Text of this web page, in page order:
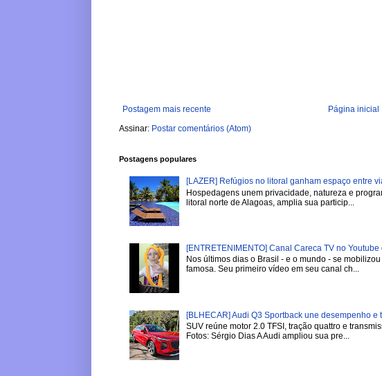
Postagem mais recente
Página inicial
Assinar: Postar comentários (Atom)
Postagens populares
[LAZER] Refúgios no litoral ganham espaço entre
Hospedagens unem privacidade, natureza e
litoral norte de Alagoas, amplia sua particip...
[ENTRETENIMENTO] Canal Careca TV no
Nos últimos dias o Brasil - e o mundo - se
famosa. Seu primeiro vídeo em seu canal ch...
[BLHECAR] Audi Q3 Sportback une desempenho
SUV reúne motor 2.0 TFSI, tração quattro e
Fotos: Sérgio Dias A Audi ampliou sua pre...